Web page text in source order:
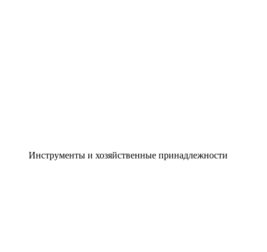
Инструменты и хозяйственные принадлежности